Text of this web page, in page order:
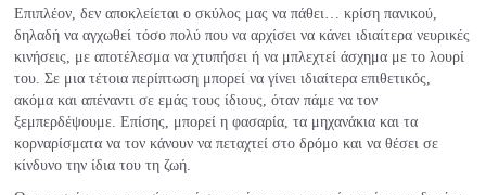
Επιπλέον, δεν αποκλείεται ο σκύλος μας να πάθει… κρίση πανικού,
δηλαδή να αγχωθεί τόσο πολύ που να αρχίσει να κάνει ιδιαίτερα νευρικές
κινήσεις, με αποτέλεσμα να χτυπήσει ή να μπλεχτεί άσχημα με το λουρί
του. Σε μια τέτοια περίπτωση μπορεί να γίνει ιδιαίτερα επιθετικός,
ακόμα και απέναντι σε εμάς τους ίδιους, όταν πάμε να τον
ξεμπερδέψουμε. Επίσης, μπορεί η φασαρία, τα μηχανάκια και τα
κορναρίσματα να τον κάνουν να πεταχτεί στο δρόμο και να θέσει σε
κίνδυνο την ίδια του τη ζωή.